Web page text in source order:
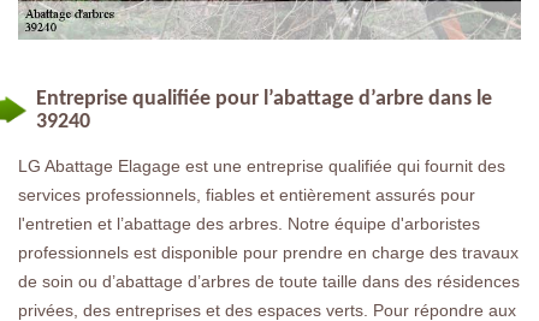
Entreprise qualifiée pour l’abattage d’arbre dans le
39240
LG Abattage Elagage est une entreprise qualifiée qui fournit des
services professionnels, fiables et entièrement assurés pour
l'entretien et l’abattage des arbres. Notre équipe d'arboristes
professionnels est disponible pour prendre en charge des travaux
de soin ou d’abattage d’arbres de toute taille dans des résidences
privées, des entreprises et des espaces verts. Pour répondre aux